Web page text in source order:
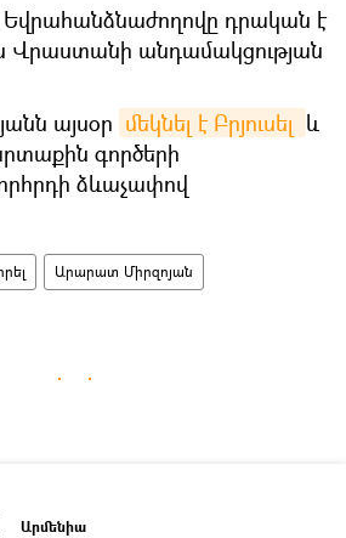
Եվրահանձնաժողովը դրական է
Վրաստանի անդամակցության
այսօր մեկնել է Բրյուսել և
գործերի
ձևաչափով
Արարատ Միրզոյան
Արմենիա